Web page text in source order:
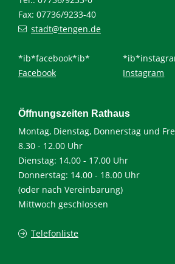
Fax: 07736/9233-40
stadt@tengen.de
*ib*facebook*ib*
Facebook
Instagram
Öffnungszeiten Rathaus
Montag, Dienstag, Donnerstag und
8.30 - 12.00 Uhr
Dienstag: 14.00 - 17.00 Uhr
Donnerstag: 14.00 - 18.00 Uhr
(oder nach Vereinbarung)
Mittwoch geschlossen
Telefonliste